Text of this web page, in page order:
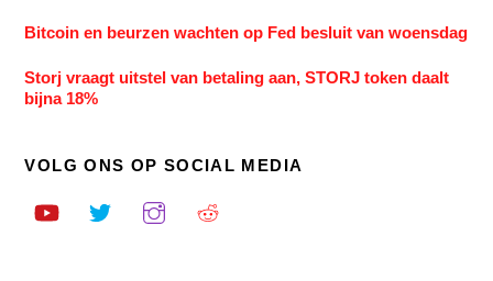
Bitcoin en beurzen wachten op Fed besluit van woensdag
Storj vraagt uitstel van betaling aan, STORJ token daalt
bijna 18%
VOLG ONS OP SOCIAL MEDIA